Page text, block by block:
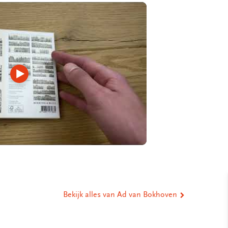
Video
afspelen
Bekijk alles van Ad van Bokhoven